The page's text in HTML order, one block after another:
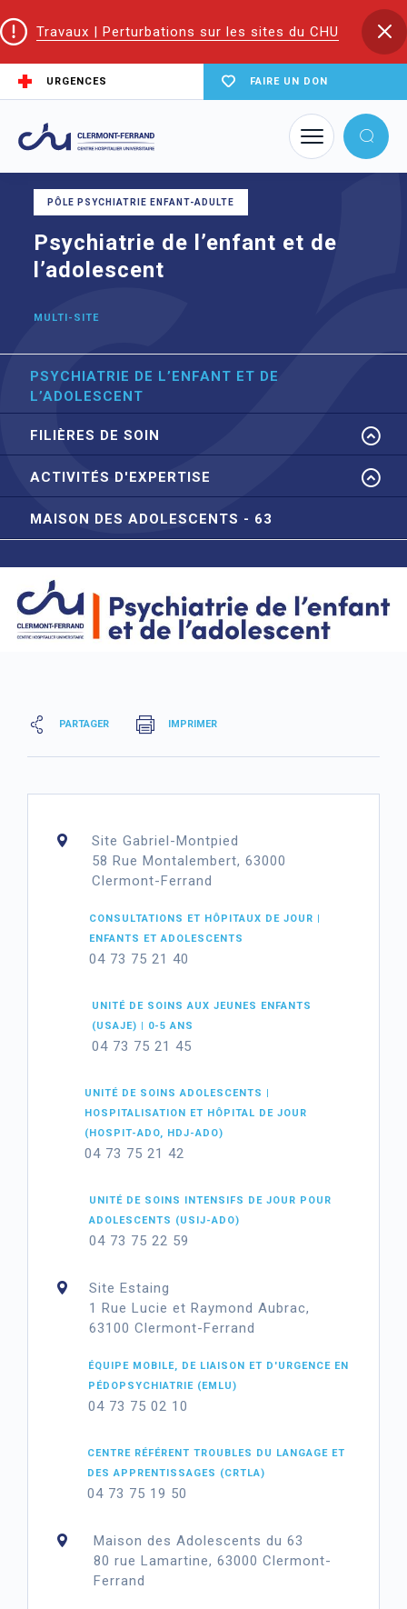
Travaux | Perturbations sur les sites du CHU
URGENCES FAIRE UN DON
Accueil
Psychiatrie de l’enfant et de l’adolescent
PÔLE PSYCHIATRIE ENFANT-ADULTE
Psychiatrie de l’enfant et de
l’adolescent
MULTI-SITE
PSYCHIATRIE DE L’ENFANT ET DE
L’ADOLESCENT
FILIÈRES DE SOIN
ACTIVITÉS D'EXPERTISE
MAISON DES ADOLESCENTS - 63
PARTAGER IMPRIMER
Site Gabriel-Montpied
58 Rue Montalembert, 63000
Clermont-Ferrand
CONSULTATIONS ET HÔPITAUX DE JOUR |
ENFANTS ET ADOLESCENTS
04 73 75 21 40
UNITÉ DE SOINS AUX JEUNES ENFANTS
(USAJE) | 0-5 ANS
04 73 75 21 45
UNITÉ DE SOINS ADOLESCENTS |
HOSPITALISATION ET HÔPITAL DE JOUR
(HOSPIT-ADO, HDJ-ADO)
04 73 75 21 42
UNITÉ DE SOINS INTENSIFS DE JOUR POUR
ADOLESCENTS (USIJ-ADO)
04 73 75 22 59
Site Estaing
1 Rue Lucie et Raymond Aubrac,
63100 Clermont-Ferrand
ÉQUIPE MOBILE, DE LIAISON ET D'URGENCE EN
PÉDOPSYCHIATRIE (EMLU)
04 73 75 02 10
CENTRE RÉFÉRENT TROUBLES DU LANGAGE ET
DES APPRENTISSAGES (CRTLA)
04 73 75 19 50
Maison des Adolescents du 63
80 rue Lamartine, 63000 Clermont-
Ferrand